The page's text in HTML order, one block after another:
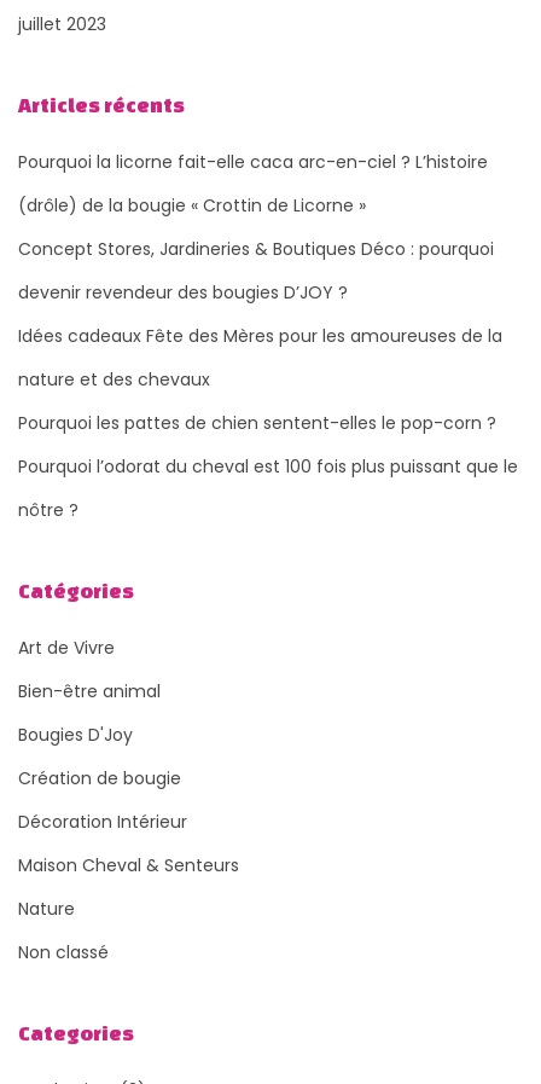
juillet 2023
Articles récents
Pourquoi la licorne fait-elle caca arc-en-ciel ? L’histoire
(drôle) de la bougie « Crottin de Licorne »
Concept Stores, Jardineries & Boutiques Déco : pourquoi
devenir revendeur des bougies D’JOY ?
Idées cadeaux Fête des Mères pour les amoureuses de la
nature et des chevaux
Pourquoi les pattes de chien sentent-elles le pop-corn ?
Pourquoi l’odorat du cheval est 100 fois plus puissant que le
nôtre ?
Catégories
Art de Vivre
Bien-être animal
Bougies D'Joy
Création de bougie
Décoration Intérieur
Maison Cheval & Senteurs
Nature
Non classé
Categories